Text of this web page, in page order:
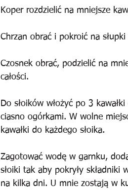
Koper rozdzielić na mniejsze
Chrzan obrać i pokroić na
Czosnek obrać, podzielić na
całości.
Do słoików włożyć po 3
ciasno ogórkami. W wolne
kawałki do każdego słoika.
Zagotować wodę w garnku,
słoiki tak aby pokryły składniki
na kilka dni. U mnie zostają w